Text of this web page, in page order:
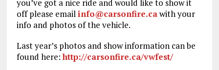
you’ve got a nice ride and would like to show it
off please emailinfo@carsonfire.cawith your
info and photos of the vehicle.
Last year’s photos and show information can be
found here:http://carsonfire.ca/vwfest/